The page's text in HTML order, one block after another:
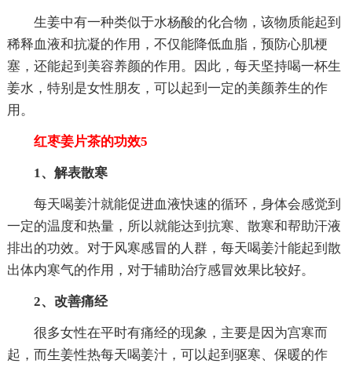
生姜中有一种类似于水杨酸的化合物，该物质能起到
稀释血液和抗凝的作用，不仅能降低血脂，预防心肌梗
塞，还能起到美容养颜的作用。因此，每天坚持喝一杯生
姜水，特别是女性朋友，可以起到一定的美颜养生的作
用。
红枣姜片茶的功效5
1、解表散寒
每天喝姜汁就能促进血液快速的循环，身体会感觉到
一定的温度和热量，所以就能达到抗寒、散寒和帮助汗液
排出的功效。对于风寒感冒的人群，每天喝姜汁能起到散
出体内寒气的作用，对于辅助治疗感冒效果比较好。
2、改善痛经
很多女性在平时有痛经的现象，主要是因为宫寒而
起，而生姜性热每天喝姜汁，可以起到驱寒、保暖的作